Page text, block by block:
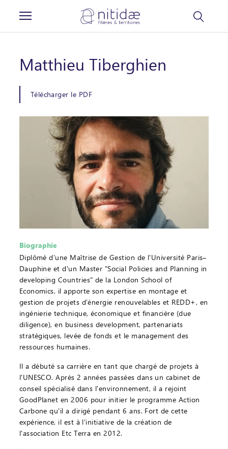
Matthieu Tiberghien
Télécharger le PDF
Biographie
Diplômé d'une Maîtrise de Gestion de l'Université Paris–
Dauphine et d'un Master "Social Policies and Planning in
developing Countries" de la London School of
Economics, il apporte son expertise en montage et
gestion de projets d’énergie renouvelables et REDD+, en
ingénierie technique, économique et financière (due
diligence), en business development, partenariats
stratégiques, levée de fonds et le management des
ressources humaines.
Il a débuté sa carrière en tant que chargé de projets à
l'UNESCO. Après 2 années passées dans un cabinet de
conseil spécialisé dans l'environnement, il a rejoint
GoodPlanet en 2006 pour initier le programme Action
Carbone qu'il a dirigé pendant 6 ans. Fort de cette
expérience, il est à l'initiative de la création de
l'association Etc Terra en 2012.
Panneau de gestion des cookies